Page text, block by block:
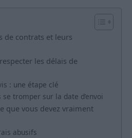
de contrats et leurs
les délais de
: une étape clé
tromper sur la date d’envoi
que vous devez vraiment
abusifs